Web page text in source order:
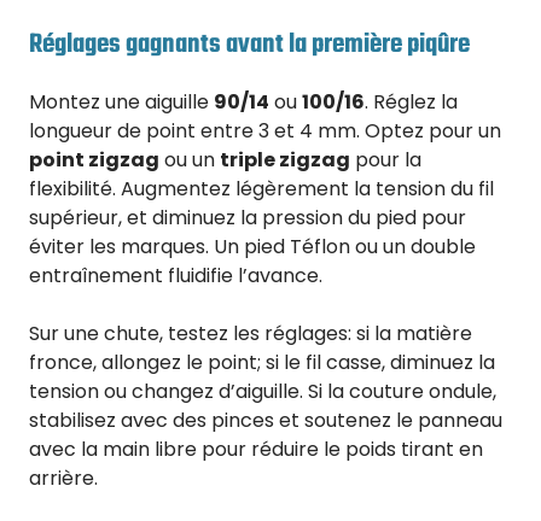
Réglages gagnants avant la première piqûre
Montez une aiguille 90/14 ou100/16. Réglez la
longueur de point entre 3 et 4 mm. Optez pour un
point zigzag ou un triple zigzag pour la
flexibilité. Augmentez légèrement la tension du fil
supérieur, et diminuez la pression du pied pour
éviter les marques. Un pied Téflon ou un double
entraînement fluidifie l’avance.
Sur une chute, testez les réglages: si la matière
fronce, allongez le point; si le fil casse, diminuez la
tension ou changez d’aiguille. Si la couture ondule,
stabilisez avec des pinces et soutenez le panneau
avec la main libre pour réduire le poids tirant en
arrière.